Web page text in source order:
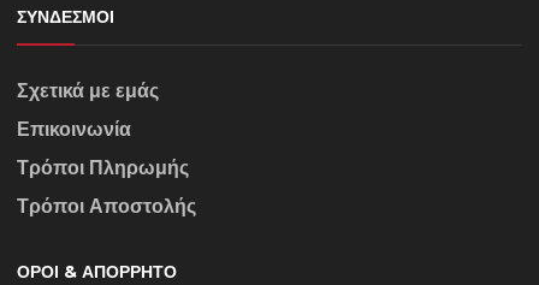
ΣΎΝΔΕΣΜΟΙ
Σχετικά με εμάς
Επικοινωνία
Τρόποι Πληρωμής
Τρόποι Αποστολής
ΌΡΟΙ & ΑΠΌΡΡΗΤΟ